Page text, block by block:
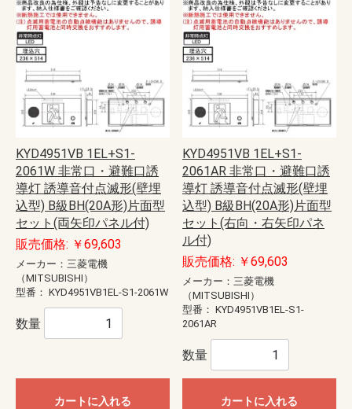
KYD4951VB 1EL+S1-
2061W 非常口・避難口誘
導灯 誘導音付点滅形(壁埋
込型) B級BH(20A形)片面型
セット(両矢印パネル付)
販売価格: ￥69,603
メーカー：三菱電機
（MITSUBISHI）
型番： KYD4951VB1EL-S1-2061W
数量
カートに入れる
KYD4951VB 1EL+S1-
2061AR 非常口・避難口誘
導灯 誘導音付点滅形(壁埋
込型) B級BH(20A形)片面型
セット(右向・右矢印パネ
ル付)
販売価格: ￥69,603
メーカー：三菱電機
（MITSUBISHI）
型番： KYD4951VB1EL-S1-
2061AR
数量
カートに入れる